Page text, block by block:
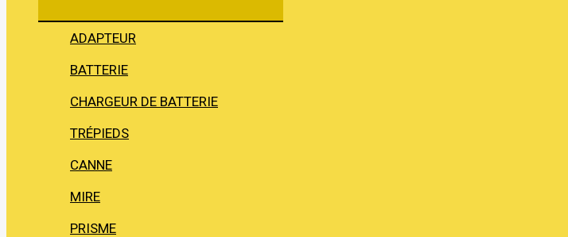
ADAPTEUR
BATTERIE
CHARGEUR DE BATTERIE
TRÉPIEDS
CANNE
MIRE
PRISME